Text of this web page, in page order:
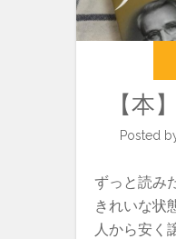
【本
Posted
ずっと読み
きれいな状
人から安く